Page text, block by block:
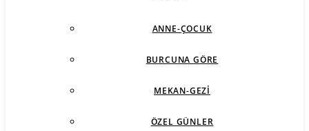
ANNE-ÇOCUK
BURCUNA GÖRE
MEKAN-GEZI
ÖZEL GÜNLER